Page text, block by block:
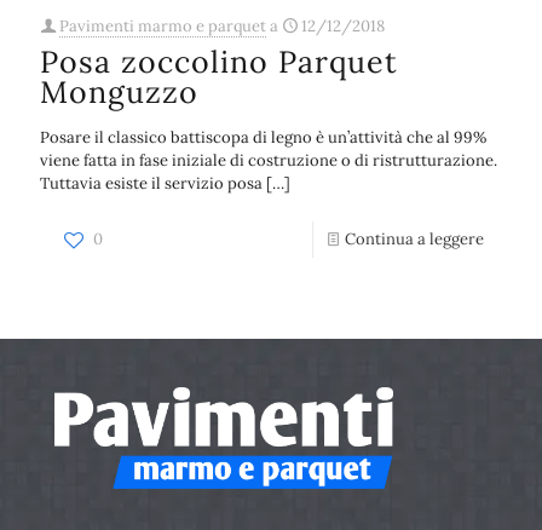
Pavimenti marmo e parqueta 12/12/2018
Posa zoccolino Parquet
Monguzzo
Posare il classico battiscopa di legno è un’attività che al 99%
viene fatta in fase iniziale di costruzione o di ristrutturazione.
Tuttavia esiste il servizio posa […]
0 Continua a leggere